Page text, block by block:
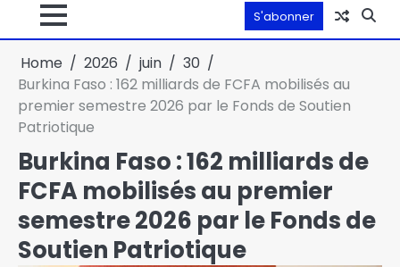
S'abonner
Home 2026 juin
30
Burkina Faso : 162 milliards de FCFA mobilisés au
premier semestre 2026 par le Fonds de Soutien
Patriotique
Burkina Faso : 162 milliards de
FCFA mobilisés au premier
semestre 2026 par le Fonds de
Soutien Patriotique